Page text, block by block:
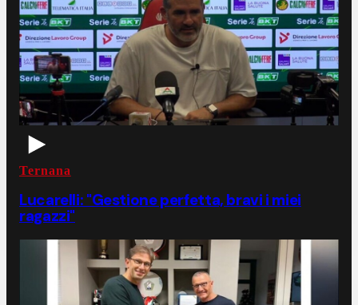
Ternana
Lucarelli: "Gestione perfetta, bravi i miei
ragazzi"